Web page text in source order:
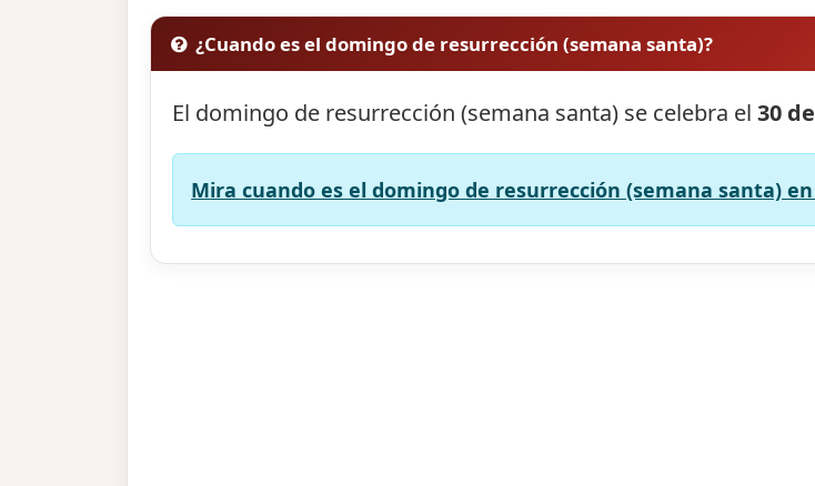
¿Cuando es el domingo de resurrección (semana santa)?
El domingo de resurrección (semana santa) se celebra el30
Mira cuando es el domingo de resurrección (semana santa) en